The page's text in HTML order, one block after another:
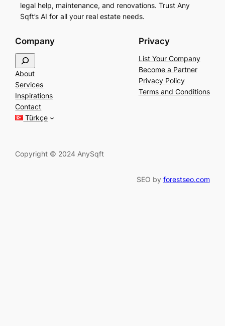
legal help, maintenance, and renovations. Trust Any
Sqft’s AI for all your real estate needs.
Company
e
a
r
c
h
About
Services
Inspirations
Contact
Türkçe
Privacy
List Your Company
Become a Partner
Privacy Policy
Terms and Conditions
Copyright © 2024 AnySqft
SEO by forestseo.com